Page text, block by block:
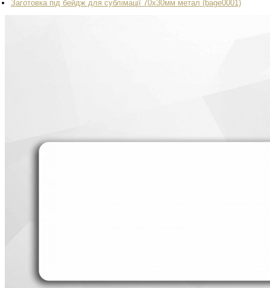
Заготовка під бейдж для сублімації 70х30мм метал (bage0001)